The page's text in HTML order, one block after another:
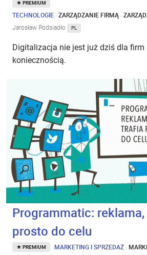
PREMIUM
TECHNOLOGIE ·ZARZĄDZANIE FIRMĄ ·
Jarosław Podsiadło PL
Digitalizacja nie jest już dziś dla
koniecznością.
Programmatic:
prosto do celu
PREMIUM MARKETING I SPRZEDAŻ ·